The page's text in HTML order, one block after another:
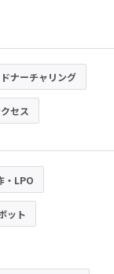
ナーチャリング
セス
・LPO
ット